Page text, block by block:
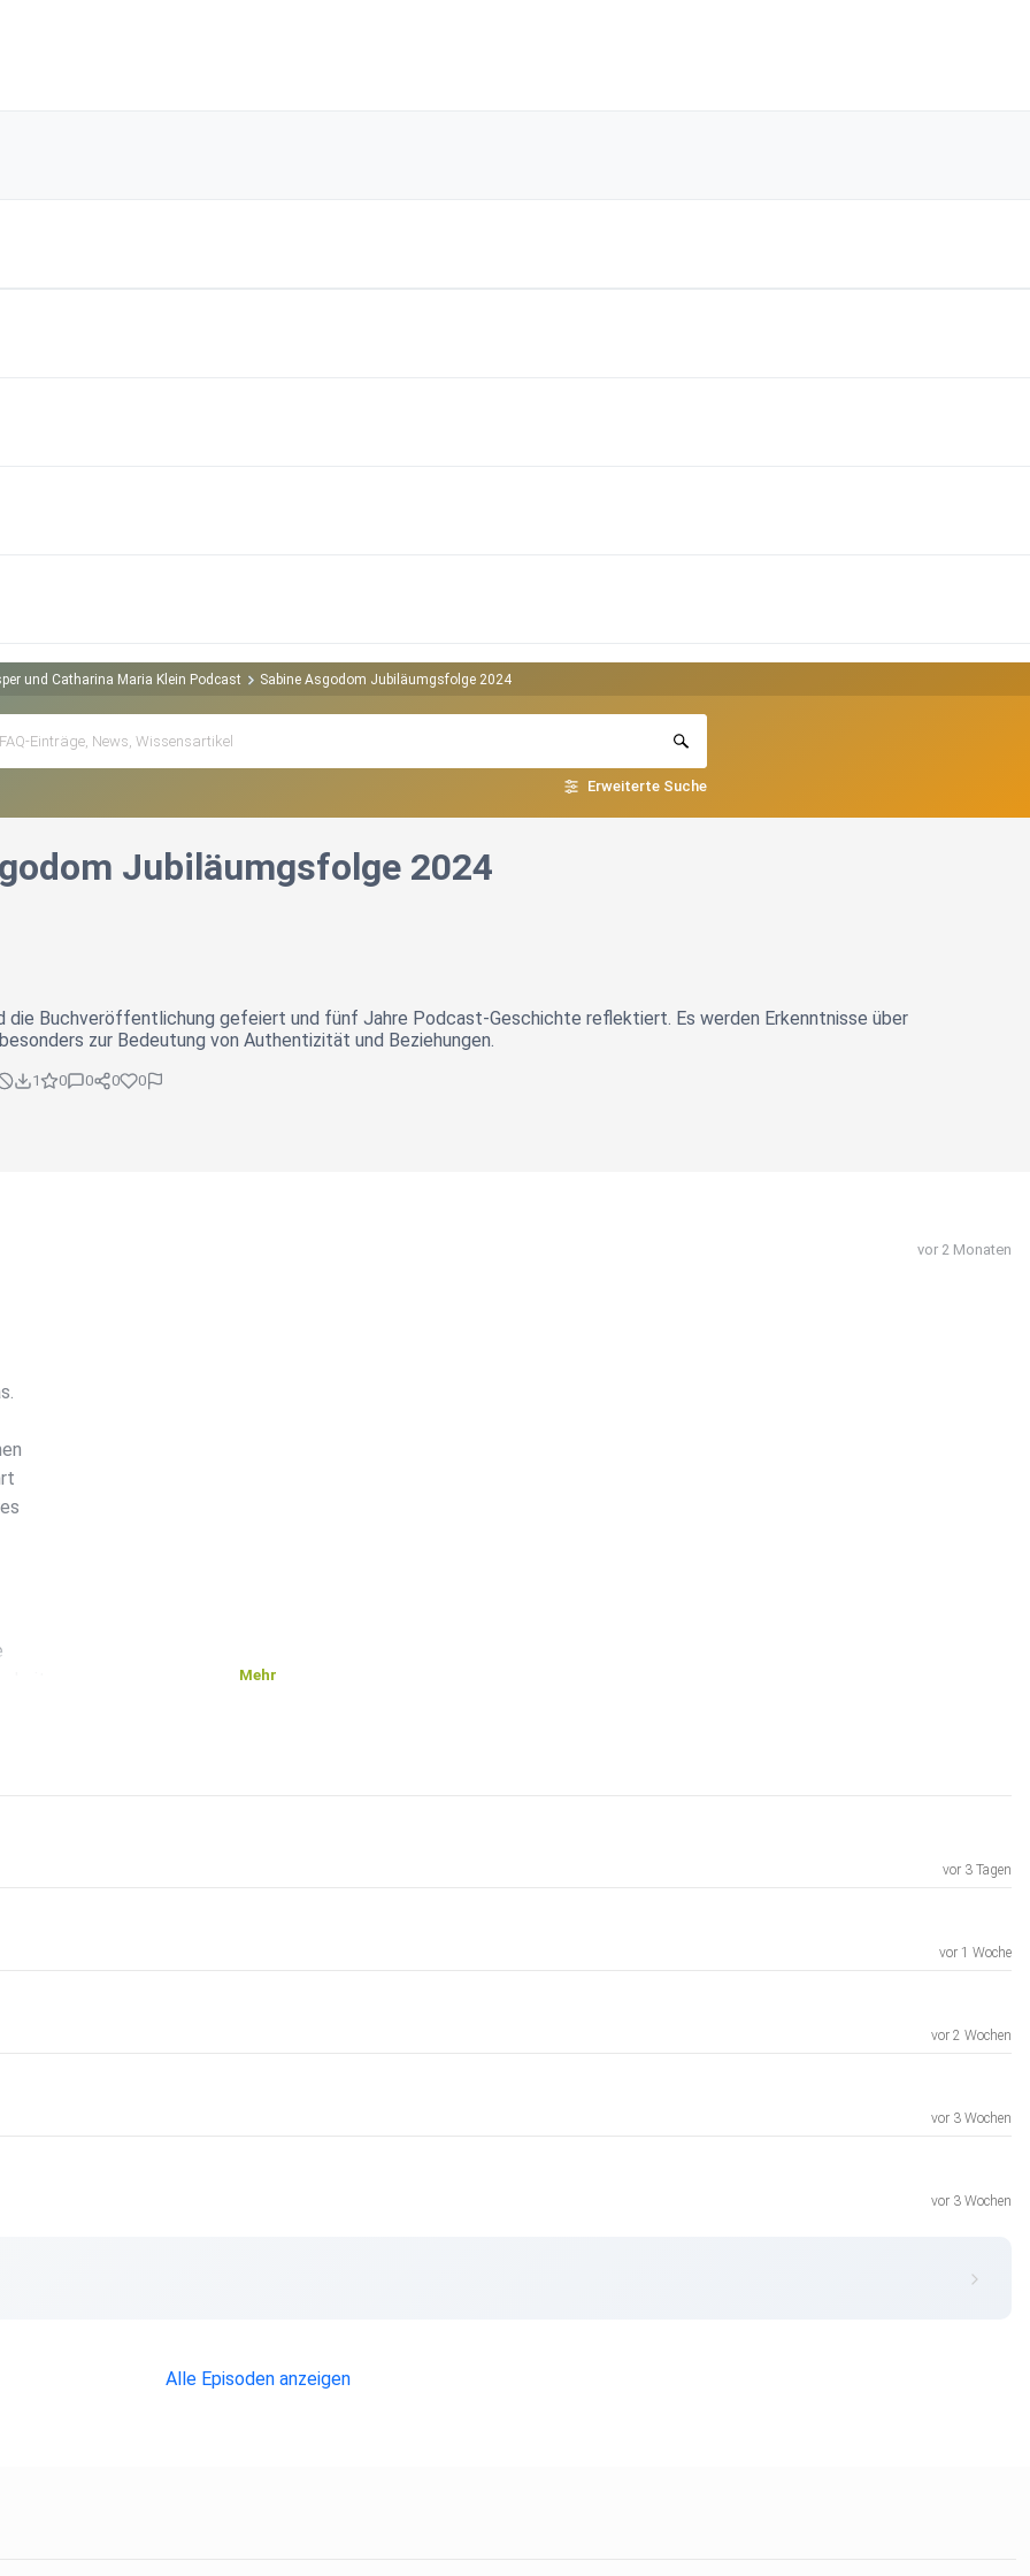
und Catharina Maria Klein Podcast Sabine Asgodom Jubiläumgsfolge 2024
Erweiterte Suche
Jubiläumgsfolge 2024
die Buchveröffentlichung gefeiert und fünf Jahre Podcast-Geschichte reflektiert. Es werden Erkenntnisse über
zur Bedeutung von Authentizität und Beziehungen.
1 0 0 0 0
vor 2 Monaten
Mehr
vor 3 Tagen
vor 1 Woche
vor 2 Wochen
vor 3 Wochen
vor 3 Wochen
Alle Episoden anzeigen